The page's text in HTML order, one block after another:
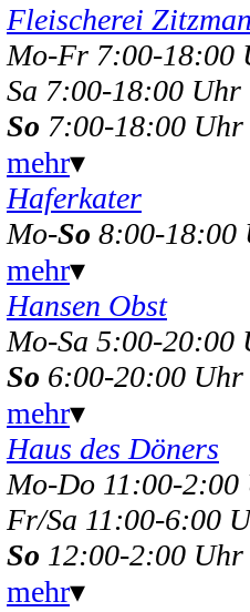
Fleischerei
Mo-Fr 7:00-
Sa 7:00-18:00
So 7:00-18:00 Uhr
mehr▾
Haferkater
Mo-So 8:00-18:00
mehr▾
Hansen Obst
Mo-Sa 5:00-
So 6:00-20:00 Uhr
mehr▾
Haus des Döners
Mo-Do 11:00-
Fr/Sa 11:00-6:00
So 12:00-2:00 Uhr
mehr▾